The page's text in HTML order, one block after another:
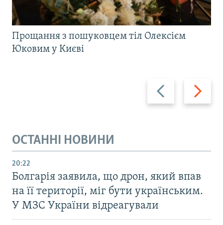
Назад Вперед
Прощання з пошуковцем тіл Олексієм
Юковим у Києві
ОСТАННІ НОВИНИ
20:22
Болгарія заявила, що дрон, який впав
на її території, міг бути українським.
У МЗС України відреагували